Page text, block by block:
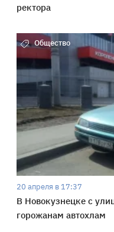
ректора
Общество
20 апреля в 17:37
В Новокузнецке с
горожанам автохлам